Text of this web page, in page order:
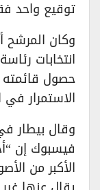
توقيع واحد
وكان المرشح
انتخابات
حصول قائمته
الاستمرار في
وقال بيطار
فيسبوك إن